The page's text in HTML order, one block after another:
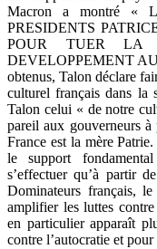
Macron a montré «
PRESIDENTS
POUR TUER LA
DEVELOPPEMENT AU
obtenus, Talon déclare
culturel français dans la
Talon celui « de notre
pareil aux gouverneurs
France est la mère
le support
s’effectuer qu’à partir
Dominateurs français,
amplifier les luttes
en particulier apparaît
contre l’autocratie et